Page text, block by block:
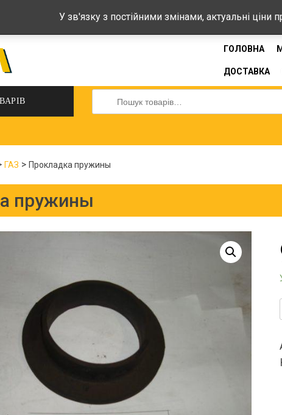
+38 (097) 434-44-33
ГОЛОВНА
ДОСТАВКА
Шукати:
ГАЗ > Прокладка пружины
пружины
У зв'язку з постійними змінами, актуальні